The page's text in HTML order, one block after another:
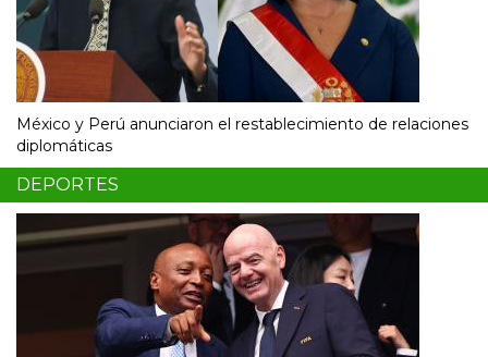
México y Perú anunciaron el restablecimiento de relaciones
diplomáticas
DEPORTES